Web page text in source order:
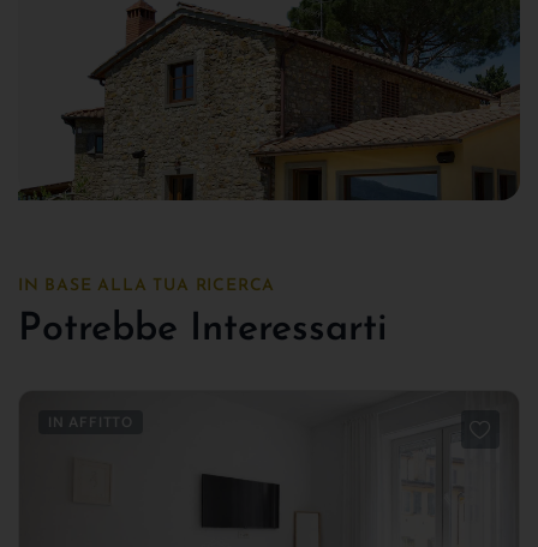
IN BASE ALLA TUA RICERCA
Potrebbe Interessarti
IN AFFITTO